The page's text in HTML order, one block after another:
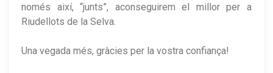
només així, “junts”, aconseguirem el millor per a
Riudellots de la Selva.
Una vegada més, gràcies per la vostra confiança!